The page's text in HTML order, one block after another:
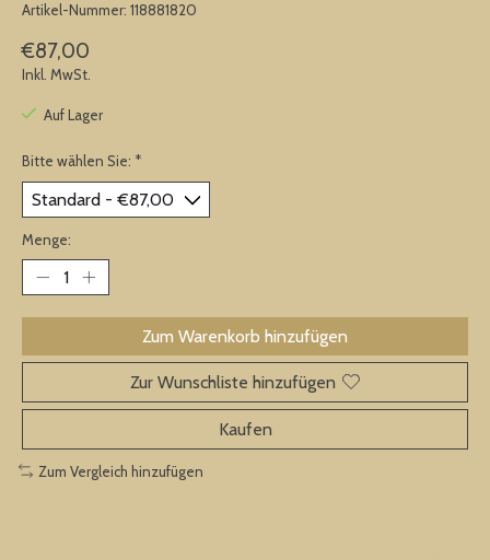
Artikel-Nummer: 118881820
€87,00
Inkl. MwSt.
Auf Lager
Bitte wählen Sie: *
Menge:
Zum Warenkorb hinzufügen
Zur Wunschliste hinzufügen
Kaufen
Zum Vergleich hinzufügen